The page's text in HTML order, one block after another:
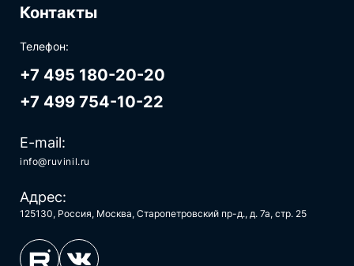
Контакты
Телефон:
+7 495 180-20-20
+7 499 754-10-22
E-mail:
info@ruvinil.ru
Адрес:
125130, Россия, Москва, Старопетровский пр-д., д. 7а, стр. 25